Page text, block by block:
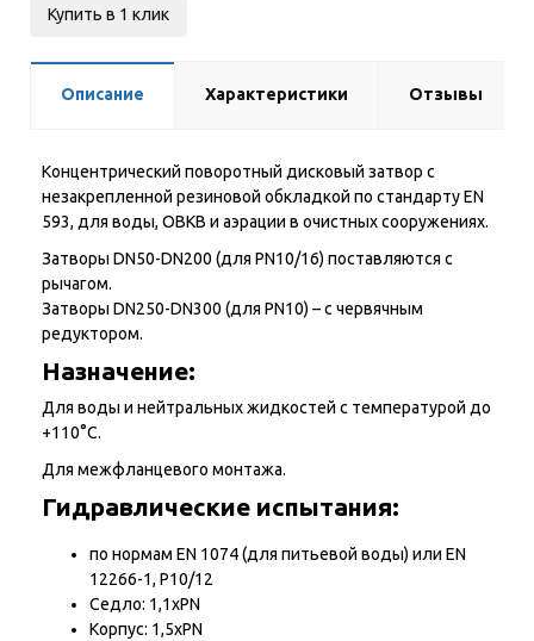
Купить в 1 клик
Описание Характеристики Отзывы
Концентрический поворотный дисковый затвор с
незакрепленной резиновой обкладкой по стандарту EN
593, для воды, ОВКВ и аэрации в очистных сооружениях.
Затворы DN50-DN200 (для PN10/16) поставляются с
рычагом.
Затворы DN250-DN300 (для PN10) – с червячным
редуктором.
Назначение:
Для воды и нейтральных жидкостей с температурой до
+110°С.
Для межфланцевого монтажа.
Гидравлические испытания:
по нормам EN 1074 (для питьевой воды) или EN
12266-1, P10/12
Седло: 1,1xPN
Корпус: 1,5xPN